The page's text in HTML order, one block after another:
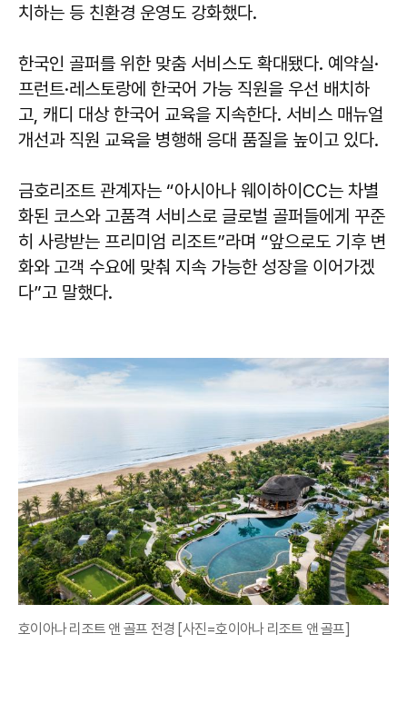
치하는 등 친환경 운영도 강화했다.
한국인 골퍼를 위한 맞춤 서비스도 확대됐다. 예약실·
프런트·레스토랑에 한국어 가능 직원을 우선 배치하
고, 캐디 대상 한국어 교육을 지속한다. 서비스 매뉴얼
개선과 직원 교육을 병행해 응대 품질을 높이고 있다.
금호리조트 관계자는 “아시아나 웨이하이CC는 차별
화된 코스와 고품격 서비스로 글로벌 골퍼들에게 꾸준
히 사랑받는 프리미엄 리조트”라며 “앞으로도 기후 변
화와 고객 수요에 맞춰 지속 가능한 성장을 이어가겠
다”고 말했다.
호이아나 리조트 앤 골프 전경 [사진=호이아나 리조트 앤 골프]